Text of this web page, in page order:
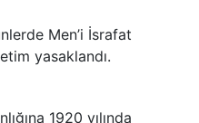
Men’i İsrafat
yasaklandı.
1920 yılında